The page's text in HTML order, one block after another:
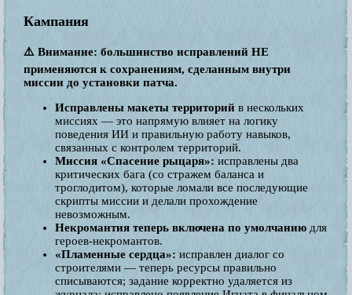
Кампания
⚠️ Внимание: большинство исправлений НЕ
применяются к сохранениям, сделанным внутри
миссии до установки патча.
Исправлены макеты территорий в нескольких
миссиях — это напрямую влияет на логику
поведения ИИ и правильную работу навыков,
связанных с контролем территорий.
Миссия «Спасение рыцаря»: исправлены два
критических бага (со стражем баланса и
троглодитом), которые ломали все последующие
скрипты миссии и делали прохождение
невозможным.
Некромантия теперь включена по умолчанию для
героев-некромантов.
«Пламенные сердца»: исправлен диалог со
строителями — теперь ресурсы правильно
списываются; задание корректно удаляется из